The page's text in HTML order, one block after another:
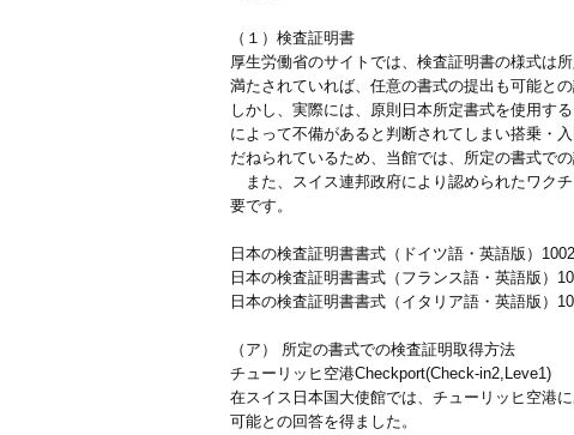
（１）検査証明書
厚生労働省のサイトでは、検査証明書の様式は
満たされていれば、任意の書式の提出も可能との
しかし、実際には、原則日本所定書式を使用す
によって不備があると判断されてしまい搭乗・
だねられているため、当館では、所定の書式で
また、スイス連邦政府により認められたワク
要です。
日本の検査証明書書式（ドイツ語・英語版）
日本の検査証明書書式（フランス語・英語版）
日本の検査証明書書式（イタリア語・英語版）
（ア） 所定の書式での検査証明取得方法
チューリッヒ空港Checkport(Check-in2,Leve1)
在スイス日本国大使館では、チューリッヒ空港
可能との回答を得ました。